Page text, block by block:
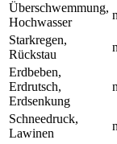
Überschwemmung,
Hochwasser
Starkregen,
Rückstau
Erdbeben,
Erdrutsch,
Erdsenkung
Schneedruck,
Lawinen